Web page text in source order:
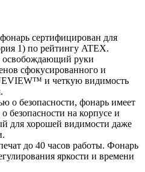
сертифицирован для
1) по рейтингу ATEX.
освобождающий руки
сфокусированного и
и четкую видимость
о безопасности, фонарь имеет
безопасности на корпусе и
для хорошей видимости даже
до 40 часов работы. Фонарь
яркости и времени